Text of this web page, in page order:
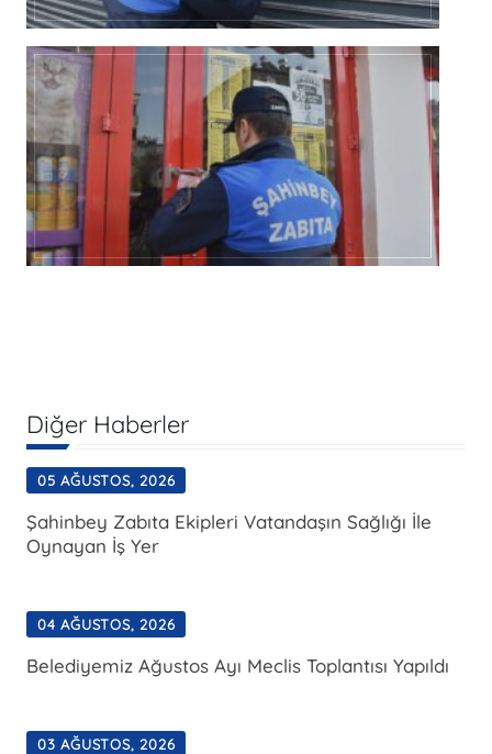
Diğer Haberler
05 AĞUSTOS, 2026
Şahinbey Zabıta Ekipleri Vatandaşın Sağlığı İle
Oynayan İş Yer
04 AĞUSTOS, 2026
Belediyemiz Ağustos Ayı Meclis Toplantısı Yapıldı
03 AĞUSTOS, 2026